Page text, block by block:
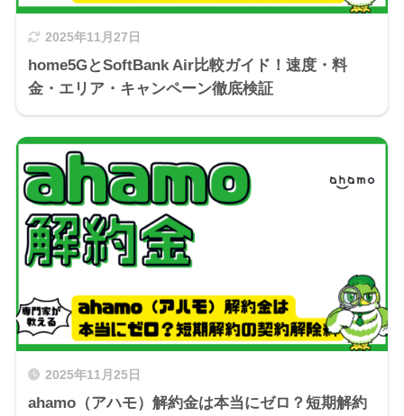
2025年11月27日
home5GとSoftBank Air比較ガイド！速度・料
金・エリア・キャンペーン徹底検証
2025年11月25日
ahamo（アハモ）解約金は本当にゼロ？短期解約